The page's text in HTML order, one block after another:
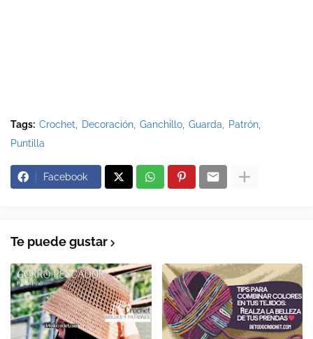
Tags: Crochet Decoración Ganchillo Guarda
Patrón
Puntilla
Facebook
Te puede gustar